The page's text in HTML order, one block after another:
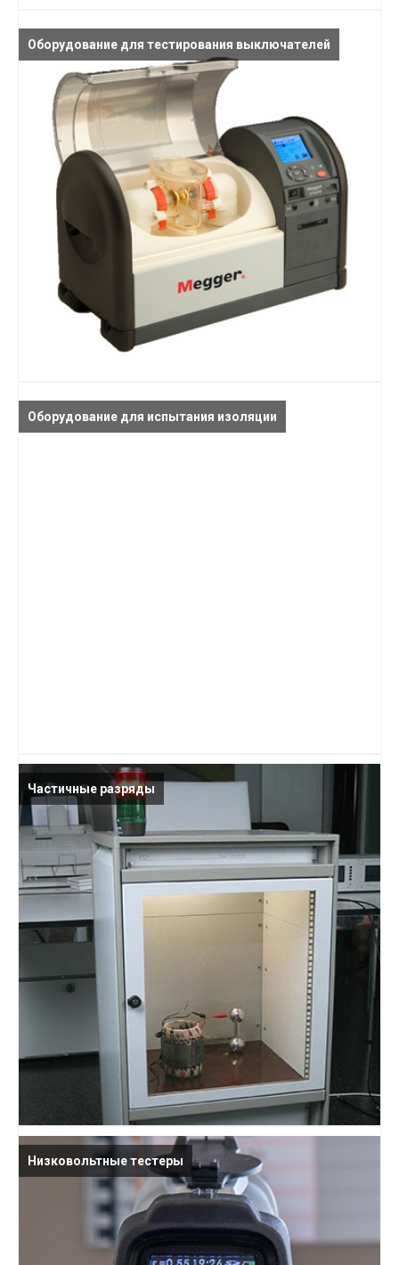
Оборудование для тестирования выключателей
Оборудование для испытания изоляции
Частичные разряды
Низковольтные тестеры